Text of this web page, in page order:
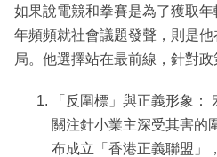
如果說電競和拳賽是為了獲取
年頻頻就社會議題發聲，則是
局。他選擇站在最前線，針對政
「反圍標」與正義形象
關注針小業主深受其害的
布成立「香港正義聯盟」